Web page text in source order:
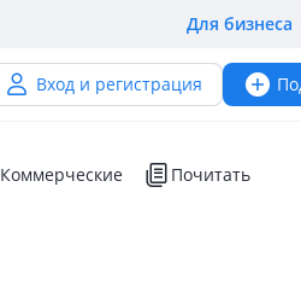
Для бизнеса
Вход и регистрация
Коммерческие Почитать